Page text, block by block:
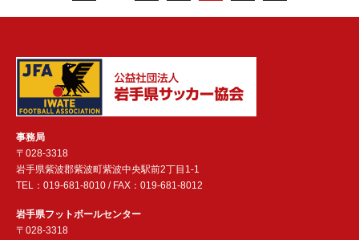
事務局
〒028-3318
岩手県紫波郡紫波町紫波中央駅前2丁目1-1
TEL：019-681-8010 / FAX：019-681-8012
岩手県フットボールセンター
〒028-3318